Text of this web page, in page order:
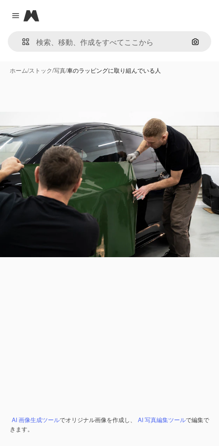
Close menu
Magnific
画像で
ホーム/ストック/写真/車のラッピングに取り組んでいる人
AI 画像生成ツールでオリジナル画像を作成し、 AI 写真編集ツールで編集で
きます。